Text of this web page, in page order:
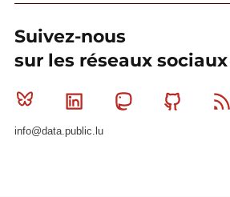
Suivez-nous
sur les réseaux sociaux
Bluesky Linkedin MastodonGithub
info@data.public.lu